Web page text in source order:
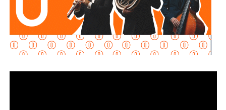
en un procedimiento y puede caerse el procedimiento
judicial o administrativo, o lo que realmente es de
seguridad nacional. Entonces, para ello en un mes se va a
fortalecer incluso más esta Plataforma de Transparencia.
Y cada mes se va a estar informando de los contratos